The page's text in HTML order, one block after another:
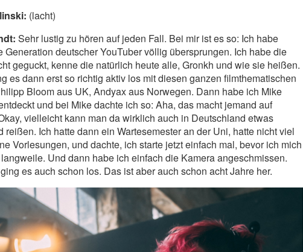
(lacht)
Sehr lustig zu hören auf jeden Fall. Bei mir ist es so: Ich habe
Generation deutscher YouTuber völlig übersprungen. Ich habe die
geguckt, kenne die natürlich heute alle, Gronkh und wie sie heißen.
es dann erst so richtig aktiv los mit diesen ganzen filmthematischen
Bloom aus UK, Andyax aus Norwegen. Dann habe ich Mike
und bei Mike dachte ich so: Aha, das macht jemand auf
vielleicht kann man da wirklich auch in Deutschland etwas
reißen. Ich hatte dann ein Wartesemester an der Uni, hatte nicht viel
Vorlesungen, und dachte, ich starte jetzt einfach mal, bevor ich mich
Und dann habe ich einfach die Kamera angeschmissen.
es auch schon los. Das ist aber auch schon acht Jahre her.